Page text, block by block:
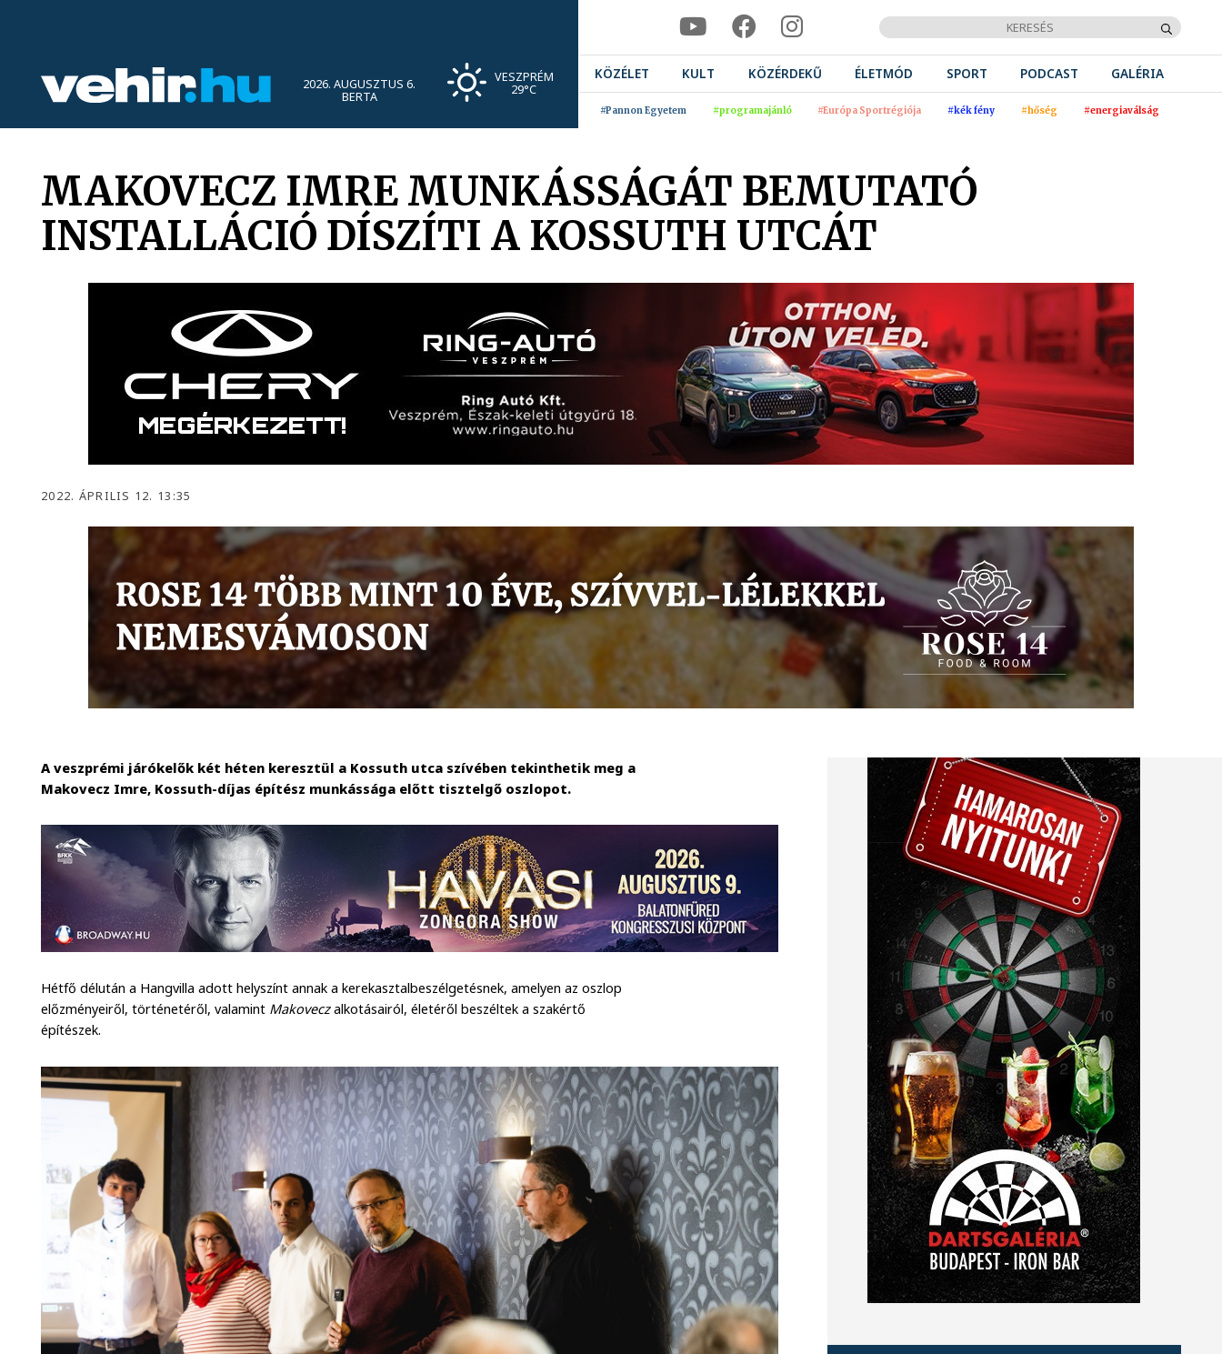
2026. AUGUSZTUS 6.
BERTA
VESZPRÉM
29°C
KÖZÉLET KULT KÖZÉRDEKŰ ÉLETMÓD SPORT PODCAST GALÉRIA
#Pannon Egyetem #programajánló #Európa Sportrégiója #kék fény #hőség #energiaválság
MAKOVECZ IMRE MUNKÁSSÁGÁT BEMUTATÓ
INSTALLÁCIÓ DÍSZÍTI A KOSSUTH UTCÁT
2022. ÁPRILIS 12. 13:35
A veszprémi járókelők két héten keresztül a Kossuth utca szívében tekinthetik meg a
Makovecz Imre, Kossuth-díjas építész munkássága előtt tisztelgő oszlopot.
Hétfő délután a Hangvilla adott helyszínt annak a kerekasztalbeszélgetésnek, amelyen az oszlop
előzményeiről, történetéről, valamint Makoveczalkotásairól, életéről beszéltek a szakértő
építészek.